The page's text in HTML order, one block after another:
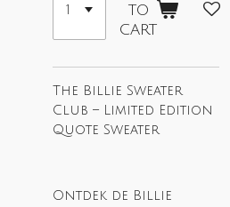
to
cart
The Billie Sweater
Club – Limited Edition
Quote Sweater
Ontdek de Billie